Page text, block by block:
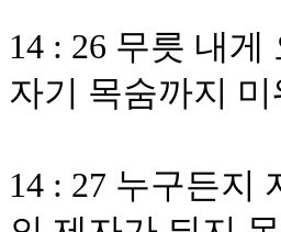
14 : 26 무릇 내
자기 목숨까지
14 : 27 누구든지